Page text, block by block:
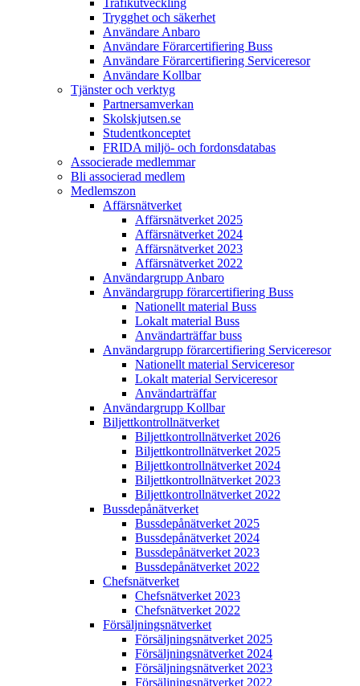
Trafikutveckling
Trygghet och säkerhet
Användare Anbaro
Användare Förarcertifiering Buss
Användare Förarcertifiering Serviceresor
Användare Koll­bar
Tjänster och verktyg
Partner­samverkan
Skolskjutsen.se
Studentkonceptet
FRIDA miljö- och fordonsdatabas
Associerade medlemmar
Bli associerad medlem
Medlemszon
Affärs­nätverket
Affärs­nätverket 2025
Affärs­nätverket 2024
Affärs­nätverket 2023
Affärs­nätverket 2022
Användargrupp Anbaro
Användargrupp förarcertifiering Buss
Nationellt material Buss
Lokalt material Buss
Användarträffar buss
Användargrupp förarcertifiering Serviceresor
Nationellt material Serviceresor
Lokalt material Serviceresor
Användarträffar
Användargrupp Kollbar
Biljettkontroll­nätverket
Biljettkontroll­nätverket 2026
Biljettkontroll­nätverket 2025
Biljettkontroll­nätverket 2024
Biljettkontroll­nätverket 2023
Biljettkontroll­nätverket 2022
Bussdepå­nätverket
Bussdepå­nätverket 2025
Bussdepå­nätverket 2024
Bussdepå­nätverket 2023
Bussdepå­nätverket 2022
Chefs­nätverket
Chefs­nätverket 2023
Chefs­nätverket 2022
Försäljnings­nätverket
Försäljnings­nätverket 2025
Försäljnings­nätverket 2024
Försäljnings­nätverket 2023
Försäljnings­nätverket 2022